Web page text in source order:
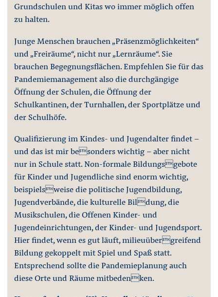
Grundschulen und Kitas wo immer möglich offen
zu halten.
Junge Menschen brauchen „Präsenzmöglichkeiten“
und „Freiräume“, nicht nur „Lernräume“. Sie
brauchen Begegnungsflächen. Empfehlen Sie für das
Pandemiemanagement also die durchgängige
Öffnung der Schulen, die Öffnung der
Schulkantinen, der Turnhallen, der Sportplätze und
der Schulhöfe.
Qualifizierung im Kindes- und Jugendalter findet –
und das ist mir besonders wichtig – aber nicht
nur in Schule statt. Non-formale Bildungsgebote
für Kinder und Jugendliche sind enorm wichtig,
beispielsweise die politische Jugendbildung,
Jugendverbände, die kulturelle Bildung, die
Musikschulen, die Offenen Kinder- und
Jugendeinrichtungen, der Kinder- und Jugendsport.
Hier findet, wenn es gut läuft, milieuübergreifend
Bildung gekoppelt mit Spiel und Spaß statt.
Entsprechend sollte die Pandemieplanung auch
diese Orte und Räume mitbedenken.